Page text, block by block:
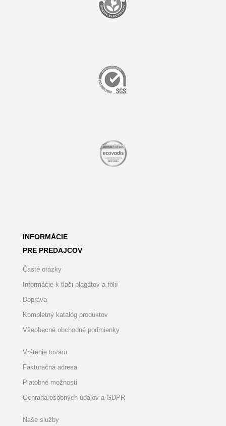
INFORMÁCIE
PRE PREDAJCOV
Časté otázky
Informácie k tlači plagátov a fólií
Doprava
Kompletný katalóg produktov
Všeobecné obchodné podmienky
Vrátenie tovaru
Fakturačná adresa
Platobné možnosti
Ochrana osobných údajov a GDPR
Naše služby